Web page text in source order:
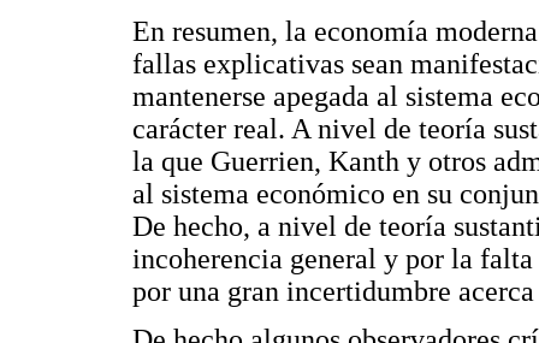
En resumen, la economía
fallas explicativas sean
mantenerse apegada al sistema
carácter real. A nivel de teoría
la que Guerrien, Kanth y otros
al sistema económico en su
De hecho, a nivel de teoría
incoherencia general y por la
por una gran incertidumbre